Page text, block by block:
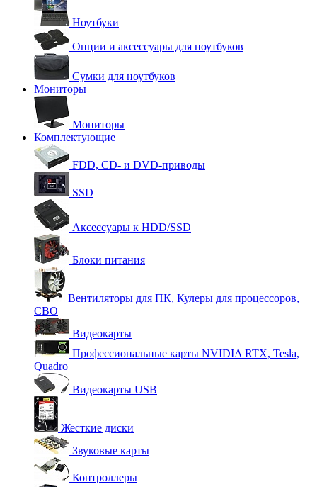
Ноутбуки
Опции и аксессуары для ноутбуков
Сумки для ноутбуков
Мониторы
Мониторы
Комплектующие
FDD, CD- и DVD-приводы
SSD
Аксессуары к HDD/SSD
Блоки питания
Вентиляторы для ПК, Кулеры для процессоров,
СВО
Видеокарты
Профессиональные карты NVIDIA RTX, Tesla,
Quadro
Видеокарты USB
Жесткие диски
Звуковые карты
Контроллеры